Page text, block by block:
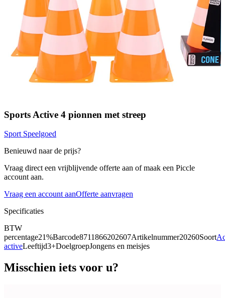
Sports Active 4 pionnen met streep
Sport Speelgoed
Benieuwd naar de prijs?
Vraag direct een vrijblijvende offerte aan of maak een Piccle
account aan.
Vraag een account aanOfferte aanvragen
Specificaties
BTW
percentage21%Barcode8711866202607Artikelnummer20260Soort
activeLeeftijd3+DoelgroepJongens en meisjes
Misschien iets voor u?